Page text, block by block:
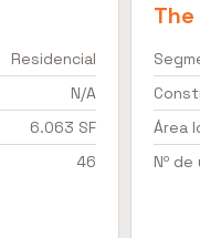
Residencial
N/A
6.063 SF
46
Área
Nº